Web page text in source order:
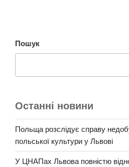
Пошук
Останні новини
Польща розслідує справу
польської культури у Львові
У ЦНАПах Львова повністю